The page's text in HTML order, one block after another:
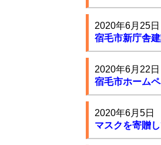
2020年6月25日
宿毛市新庁舎
2020年6月22日
宿毛市ホーム
2020年6月5日
マスクを寄贈